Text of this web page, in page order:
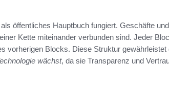
als öffentliches Hauptbuch fungiert. Geschäfte
Kette miteinander verbunden sind. Jeder
vorherigen Blocks. Diese Struktur gewährleistet
wächst, da sie Transparenz und